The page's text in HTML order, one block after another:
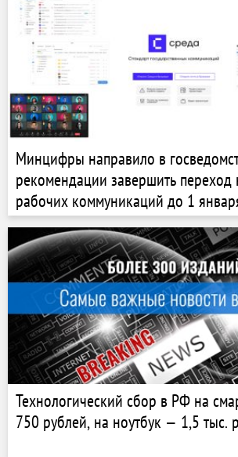
Минцифры направило в
рекомендации завершить переход
рабочих коммуникаций до 1
Технологический сбор в РФ на
750 рублей, на ноутбук — 1,5 тыс.